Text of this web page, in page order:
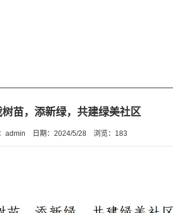
苗，添新绿，共建绿美社区
admin 日期：2024/5/28 浏览： 183